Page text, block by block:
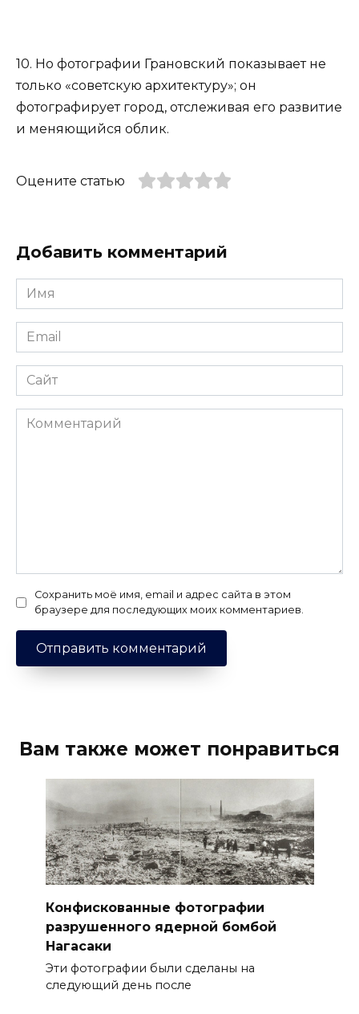
10. Но фотографии Грановский показывает не
только «советскую архитектуру»; он
фотографирует город, отслеживая его развитие
и меняющийся облик.
Оцените статью
Добавить комментарий
Имя
*
Email
*
Сайт
Комментарий
Сохранить моё имя, email и адрес сайта в этом
браузере для последующих моих комментариев.
Вам также может понравиться
Конфискованные фотографии
разрушенного ядерной бомбой
Нагасаки
Эти фотографии были сделаны на
следующий день после